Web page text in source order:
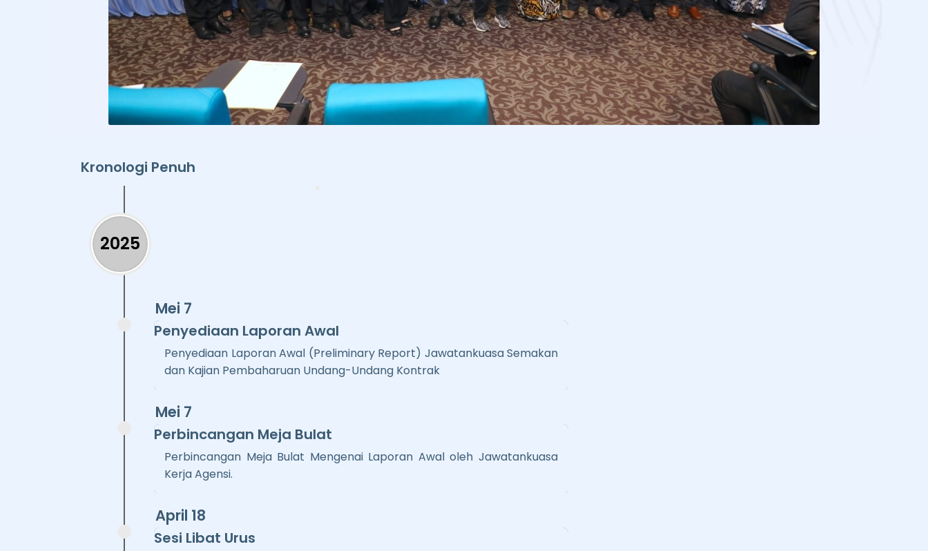
Kronologi Penuh
2025
Mei 7
Penyediaan Laporan Awal
Penyediaan Laporan Awal (Preliminary Report) Jawatankuasa Semakan
dan Kajian Pembaharuan Undang-Undang Kontrak
Mei 7
Perbincangan Meja Bulat
Perbincangan Meja Bulat Mengenai Laporan Awal oleh Jawatankuasa
Kerja Agensi.
April 18
Sesi Libat Urus